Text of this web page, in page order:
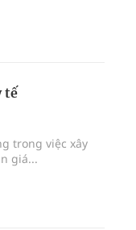
tế
trong việc xây
giá...